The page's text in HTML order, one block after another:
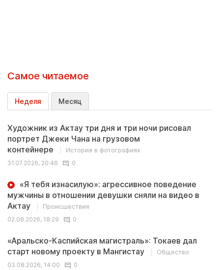
Самое читаемое
Неделя Месяц
Художник из Актау три дня и три ночи рисовал
портрет Джеки Чана на грузовом
контейнере
История в фотографиях
31.07.2026, 20:46
0
«Я тебя изнасилую»: агрессивное поведение
мужчины в отношении девушки сняли на видео в
Актау
Происшествия
02.08.2026, 18:29
0
«Аральско-Каспийская магистраль»: Токаев дал
старт новому проекту в Мангистау
Общество
03.08.2026, 14:00
0